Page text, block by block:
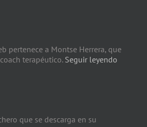
pertenece a Montse Herrera, que
terapéutico. Seguir leyendo
que se descarga en su